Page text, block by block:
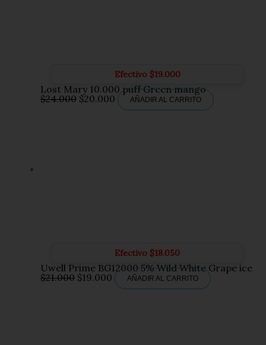
Efectivo $19.000
Lost Mary 10.000 puff Green mango
$24.000 El
precio
$20.000 El
precio
AÑADIR AL CARRITO
Efectivo $18.050
Uwell Prime BG12000 5% Wild White Grape ice
$21.000 El
precio
$19.000 El
precio
AÑADIR AL CARRITO